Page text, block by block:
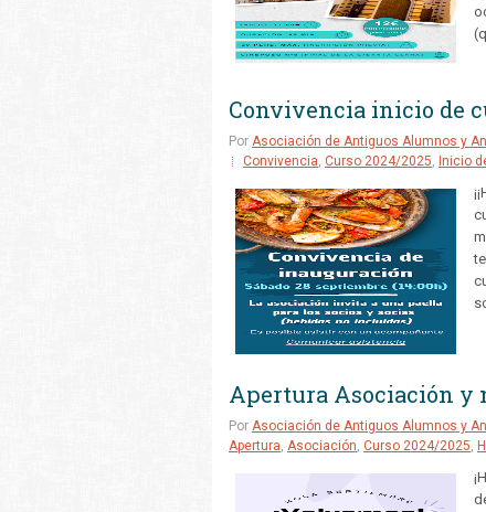
Convivencia inicio de
Por Asociación de Antiguos Alumnos y
Convivencia, Curso 2024/2025, Inicio
Apertura Asociación y
Por Asociación de Antiguos Alumnos y
Apertura, Asociación, Curso 2024/2025,